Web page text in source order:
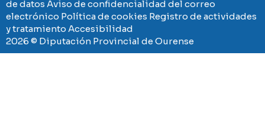
de datos Aviso de confidencialidad del correo
electrónico Política de cookies Registro de actividades
y tratamiento Accesibilidad
2026 © Diputación Provincial de Ourense